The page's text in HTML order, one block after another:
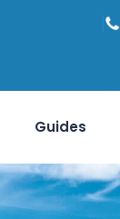
Guides